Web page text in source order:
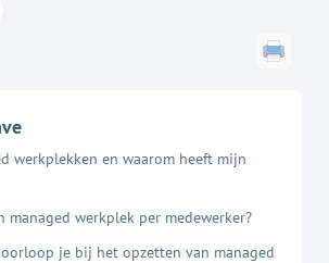
werkplekken en waarom heeft mijn
managed werkplek per medewerker?
je bij het opzetten van managed